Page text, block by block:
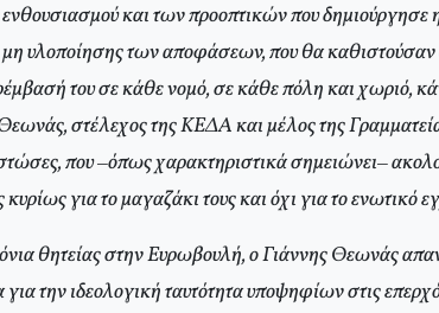
και των προοπτικών που
μη υλοποίησης των αποφάσεων, που θα καθιστούσαν
του σε κάθε νομό, σε κάθε πόλη και χωριό,
στέλεχος της ΚΕΔΑ και μέλος της
που –όπως χαρακτηριστικά σημειώνει–
για το μαγαζάκι τους και όχι για το ενωτικό
θητείας στην Ευρωβουλή, ο Γιάννης Θεωνάς
για την ιδεολογική ταυτότητα υποψηφίων στις